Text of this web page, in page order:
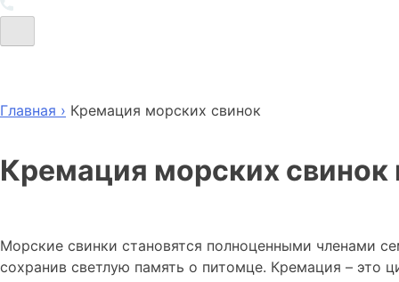
Главная › Кремация морских свинок
Кремация морских свинок
Морские свинки становятся полноценными членами
сохранив светлую память о питомце. Кремация – это